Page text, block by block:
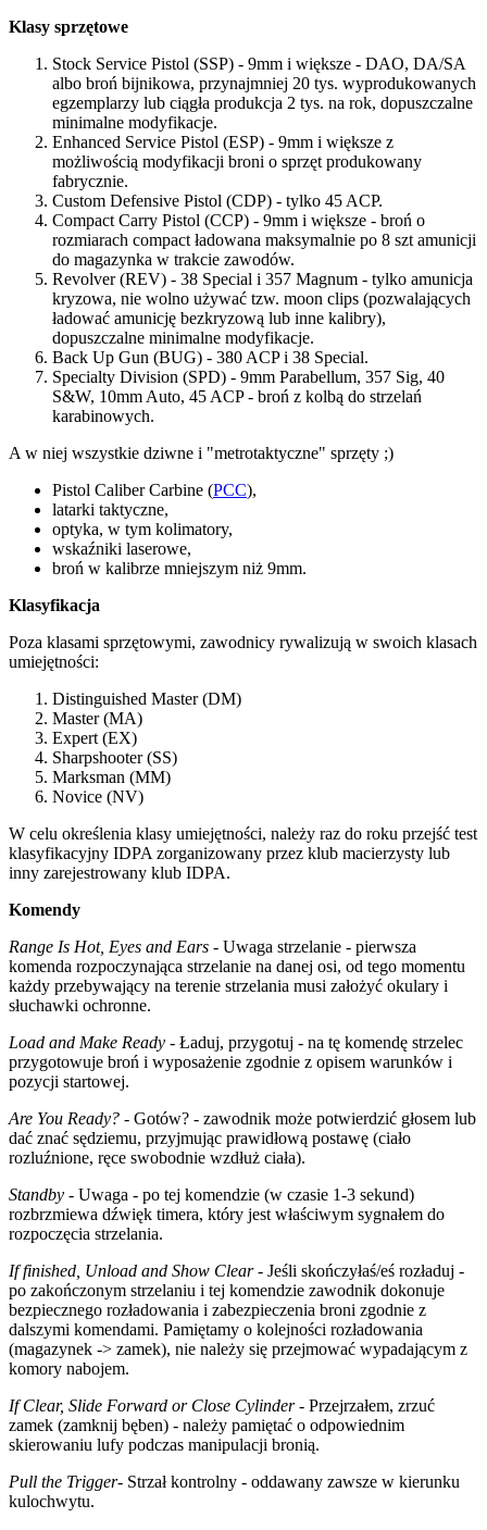
Klasy sprzętowe
Stock Service Pistol (SSP) - 9mm i większe - DAO, DA/SA
albo broń bijnikowa, przynajmniej 20 tys. wyprodukowanych
egzemplarzy lub ciągła produkcja 2 tys. na rok, dopuszczalne
minimalne modyfikacje.
Enhanced Service Pistol (ESP) - 9mm i większe z
możliwością modyfikacji broni o sprzęt produkowany
fabrycznie.
Custom Defensive Pistol (CDP) - tylko 45 ACP.
Compact Carry Pistol (CCP) - 9mm i większe - broń o
rozmiarach compact ładowana maksymalnie po 8 szt amunicji
do magazynka w trakcie zawodów.
Revolver (REV) - 38 Special i 357 Magnum - tylko amunicja
kryzowa, nie wolno używać tzw. moon clips (pozwalających
ładować amunicję bezkryzową lub inne kalibry),
dopuszczalne minimalne modyfikacje.
Back Up Gun (BUG) - 380 ACP i 38 Special.
Specialty Division (SPD) - 9mm Parabellum, 357 Sig, 40
S&W, 10mm Auto, 45 ACP - broń z kolbą do strzelań
karabinowych.
A w niej wszystkie dziwne i "metrotaktyczne" sprzęty ;)
Pistol Caliber Carbine (PCC),
latarki taktyczne,
optyka, w tym kolimatory,
wskaźniki laserowe,
broń w kalibrze mniejszym niż 9mm.
Klasyfikacja
Poza klasami sprzętowymi, zawodnicy rywalizują w swoich klasach
umiejętności:
Distinguished Master (DM)
Master (MA)
Expert (EX)
Sharpshooter (SS)
Marksman (MM)
Novice (NV)
W celu określenia klasy umiejętności, należy raz do roku przejść test
klasyfikacyjny IDPA zorganizowany przez klub macierzysty lub
inny zarejestrowany klub IDPA.
Komendy
Range Is Hot, Eyes and Ears - Uwaga strzelanie - pierwsza
komenda rozpoczynająca strzelanie na danej osi, od tego momentu
każdy przebywający na terenie strzelania musi założyć okulary i
słuchawki ochronne.
Load and Make Ready - Ładuj, przygotuj - na tę komendę strzelec
przygotowuje broń i wyposażenie zgodnie z opisem warunków i
pozycji startowej.
Are You Ready? - Gotów? - zawodnik może potwierdzić głosem lub
dać znać sędziemu, przyjmując prawidłową postawę (ciało
rozluźnione, ręce swobodnie wzdłuż ciała).
Standby - Uwaga - po tej komendzie (w czasie 1-3 sekund)
rozbrzmiewa dźwięk timera, który jest właściwym sygnałem do
rozpoczęcia strzelania.
If finished, Unload and Show Clear- Jeśli skończyłaś/eś rozładuj -
po zakończonym strzelaniu i tej komendzie zawodnik dokonuje
bezpiecznego rozładowania i zabezpieczenia broni zgodnie z
dalszymi komendami. Pamiętamy o kolejności rozładowania
(magazynek -> zamek), nie należy się przejmować wypadającym z
komory nabojem.
If Clear, Slide Forward or Close Cylinder- Przejrzałem, zrzuć
zamek (zamknij bęben) - należy pamiętać o odpowiednim
skierowaniu lufy podczas manipulacji bronią.
Pull the Trigger- Strzał kontrolny - oddawany zawsze w kierunku
kulochwytu.